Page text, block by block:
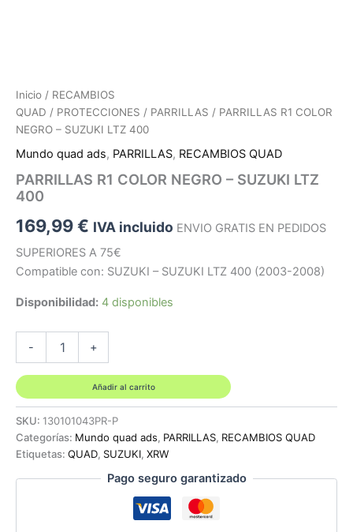
Inicio / RECAMBIOS
QUAD / PROTECCIONES / PARRILLAS / PARRILLAS R1 COLOR
NEGRO – SUZUKI LTZ 400
Mundo quad ads, PARRILLAS, RECAMBIOS QUAD
PARRILLAS R1 COLOR NEGRO – SUZUKI LTZ
400
169,99€ IVA incluido ENVIO GRATIS EN PEDIDOS
SUPERIORES A 75€
Compatible con: SUZUKI – SUZUKI LTZ 400 (2003-2008)
Disponibilidad: 4 disponibles
-
NEGRO
SUZUKI
LTZ
400
cantidad
+
Añadir al carrito
SKU: 130101043PR-P
Categorías: Mundo quad ads, PARRILLAS, RECAMBIOS QUAD
Etiquetas: QUAD, SUZUKI, XRW
Pago seguro garantizado